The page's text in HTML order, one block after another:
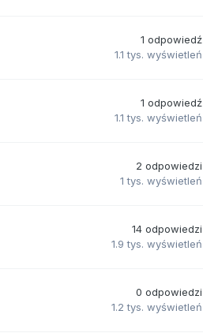
1 odpowiedź
1.1 tys. wyświetleń
1 odpowiedź
1.1 tys. wyświetleń
2 odpowiedzi
1 tys. wyświetleń
14 odpowiedzi
1.9 tys. wyświetleń
0 odpowiedzi
1.2 tys. wyświetleń